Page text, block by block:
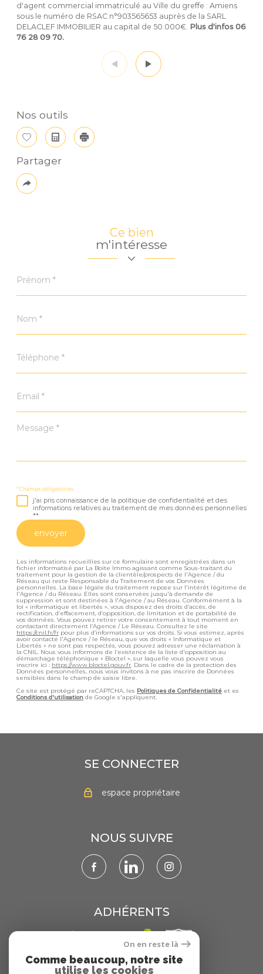
d'agent commercial immatriculé au Ville du greffe : Amiens
sous le numéro de RSAC n°903565653 auprès de la SARL
DELACLEF IMMOBILIER au capital de 50.000€. Plus d'infos 06
76 28 09 70.
Nos outils
Sélectionner
CalculatriceImprimer
Partager
Plus
de
Ce bien
m'intéresse
*
*
*
Message
* Champs obligatoires
j'ai pris connaissance de la politique de confidentialité et des
informations relatives au traitement de mes données personnelles
**
envoyer
Les informations recueillies sur ce formulaire sont enregistrées dans un
fichier informatisé par La Boite Immo agissant comme Sous-traitant du
traitement pour la gestion de la clientèle/prospects de l'Agence / du
Réseau qui reste Responsable du Traitement de vos Données
personnelles. La base légale du traitement repose sur l'intérêt légitime de
l'Agence / du Réseau. Elles sont conservées jusqu'à demande de
suppression et sont destinées à l'Agence / au Réseau. Conformément à la
loi « informatique et libertés », vous disposez des droits d’accès, de
rectification, d’effacement, d’opposition, de limitation et de portabilité de
vos données. Vous pouvez retirer votre consentement à tout moment en
contactant directement l’Agence / Le Réseau. Consultez le site
https://cnil.fr/fr pour plus d’informations sur vos droits. Si vous estimez, après
avoir contacté l'Agence / le Réseau, que vos droits « Informatique et
Libertés » ne sont pas respectés, vous pouvez adresser une réclamation à
la CNIL. Nous vous informons de l’existence de la liste d'opposition au
démarchage téléphonique « Bloctel », sur laquelle vous pouvez vous
inscrire ici : https://www.bloctel.gouv.fr . Dans le cadre de la protection des
Données personnelles, nous vous invitons à ne pas inscrire de Données
sensibles dans le champ de saisie libre.
Ce site est protégé par reCAPTCHA, les Politiques de Confidentialité et es
Conditions d'utilisation de Google s'appliquent.
SE CONNECTER
espace propriétaire
NOUS SUIVRE
ADHÉRENTS
On en reste là
Comme beaucoup, notre site
utilise les cookies